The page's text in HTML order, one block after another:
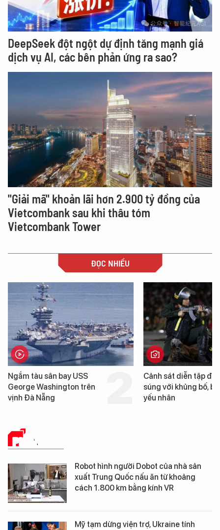
DeepSeek đột ngột dự định tăng mạnh giá
dịch vụ AI, các bên phản ứng ra sao?
"Giải mã" khoản lãi hơn 2.900 tỷ đồng của
Vietcombank sau khi thâu tóm
Vietcombank Tower
ĐỌC NHIỀU
Ngắm tàu sân bay USS
George Washington trên
vịnh Đà Nẵng
Cảnh sát diễn tập
súng với khủng bố,
yếu nhân
PHÂN TÍCH
Robot hình người Dobot của nhà sản
xuất Trung Quốc nấu ăn từ khoảng
cách 1.800 km bằng kính VR
Mỹ tạm dừng viện trợ, Ukraine tính